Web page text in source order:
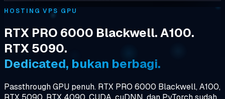
HOSTING VPS GPU
RTX PRO 6000 Blackwell. A100.
RTX 5090.
Dedicated, bukan berbagi.
Passthrough GPU penuh. RTX PRO 6000 Blackwell, A100,